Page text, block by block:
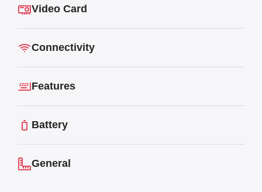
Video Card
Connectivity
Features
Battery
General